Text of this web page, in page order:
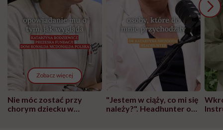
Zobacz więcej
Nie móc zostać przy
chorym dziecku w
"Jestem w ciąży, co mi się
należy?". Headhunter o